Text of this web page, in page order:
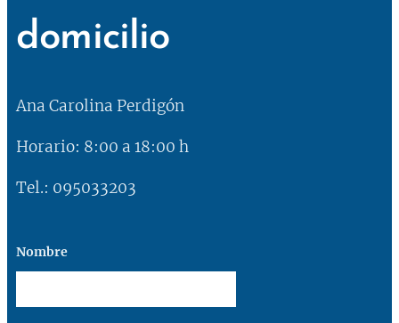
domicilio
Ana Carolina Perdigón
Horario: 8:00 a 18:00 h
Tel.: 095033203
Nombre